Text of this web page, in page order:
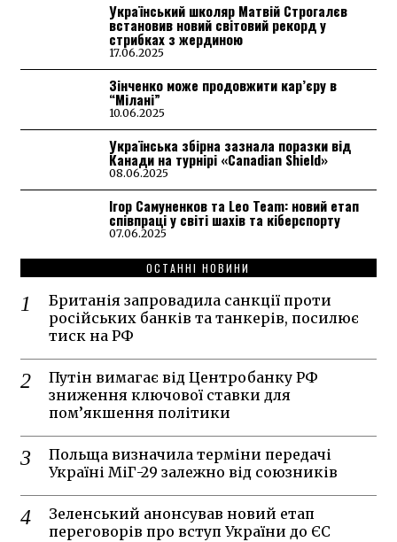
Український школяр Матвій Строгалєв
встановив новий світовий рекорд у
стрибках з жердиною
17.06.2025
Зінченко може продовжити кар’єру в
“Мілані”
10.06.2025
Українська збірна зазнала поразки від
Канади на турнірі «Canadian Shield»
08.06.2025
Ігор Самуненков та Leo Team: новий етап
співпраці у світі шахів та кіберспорту
07.06.2025
ОСТАННІ НОВИНИ
Британія запровадила санкції проти
російських банків та танкерів, посилює
тиск на РФ
Путін вимагає від Центробанку РФ
зниження ключової ставки для
пом’якшення політики
Польща визначила терміни передачі
Україні МіГ-29 залежно від союзників
Зеленський анонсував новий етап
переговорів про вступ України до ЄС